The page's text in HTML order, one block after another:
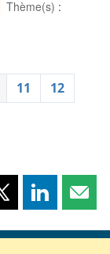
Thème(s) :
11
12
Partager
page
Partager
page page